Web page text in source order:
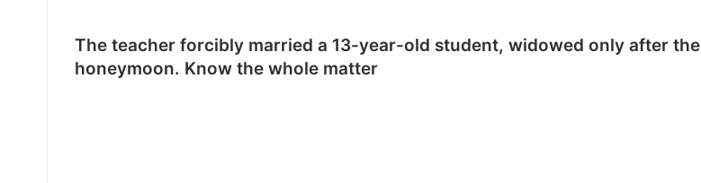
The teacher forcibly married a 13-year-old student, widowed only after the
honeymoon. Know the whole matter